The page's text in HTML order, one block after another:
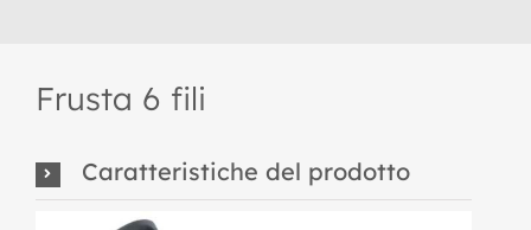
Frusta 6 fili
Caratteristiche del prodotto